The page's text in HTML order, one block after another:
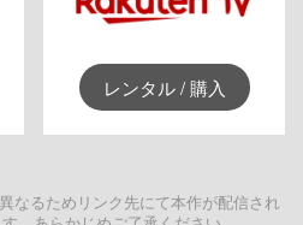
レンタル / 購入
なるためリンク先にて本作が配信され